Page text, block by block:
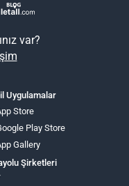
var?
Uygulamalar
Store
Play Store
Gallery
Şirketleri